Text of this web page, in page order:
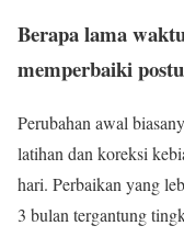
Berapa lama
memperbaiki
Perubahan awal
latihan dan koreksi
hari. Perbaikan yang
3 bulan tergantung